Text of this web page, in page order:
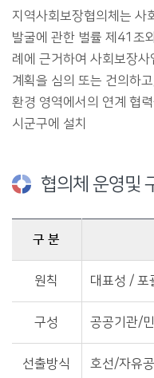
지역사회보장협의체는 사
발굴에 관한 벌률 제41조
례에 근거하여 사회보장
계획을 심의 또는 건의하
환경 영역에서의 연계 협
시군구에 설치
협의체 운영및
구 분
원칙 대표성 / 포
구성 공공기관/
선출방식 호선/자유